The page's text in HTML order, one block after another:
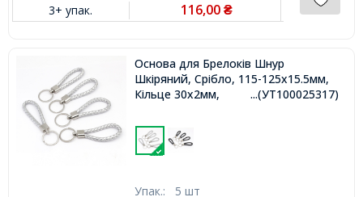
3+ упак. 116,00 ₴
Основа для Брелоків Шнур
Шкіряний, Срібло, 115-125x15.5мм,
Кільце 30x2мм,
...(УТ100025317)
Упак.: 5 шт